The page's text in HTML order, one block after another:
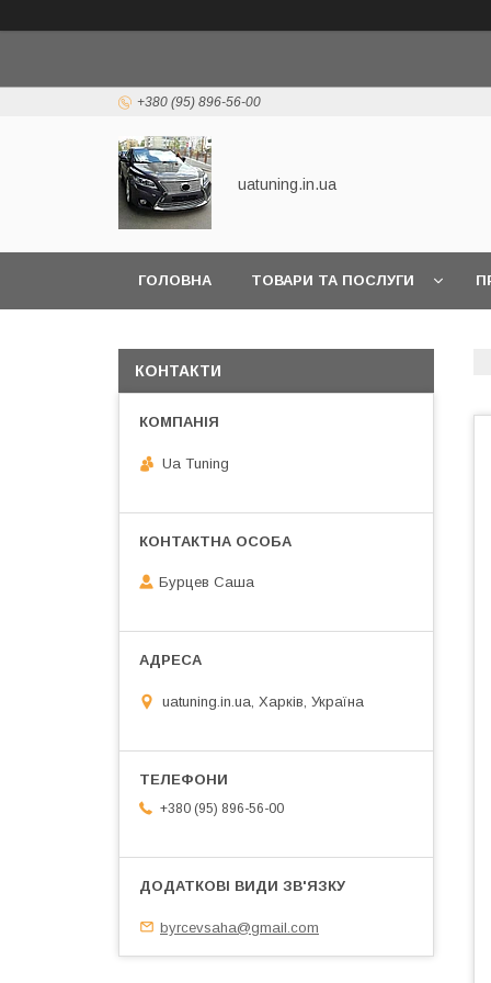
+380 (95) 896-56-00
uatuning.in.ua
ГОЛОВНА ТОВАРИ ТА ПОСЛУГИ
КОНТАКТИ
Ua Tuning
Бурцев Саша
uatuning.in.ua, Харків, Україна
+380 (95) 896-56-00
byrcevsaha@gmail.com